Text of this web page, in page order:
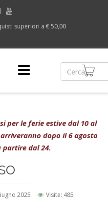
superiori a € 50,00
per le ferie estive dal 10 al
dopo il 6 agosto
partire dal 24.
2025
Visite: 485